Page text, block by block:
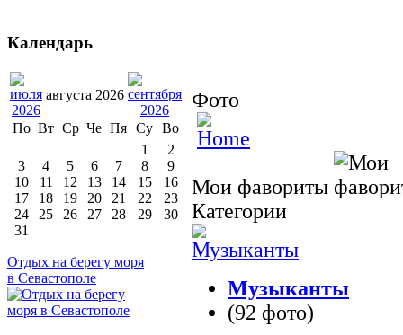
Фото
Мои фавориты
Категории
Музыканты
(92 фото)
Календарь
августа 2026
По Вт Ср Че Пя Су Во
1
2
3
4 5 6 7 8
9
10
11 12 13 14 15
16
17
18 19 20 21 22
23
24
25 26 27 28 29
30
31
Отдых на берегу моря
в Севастополе